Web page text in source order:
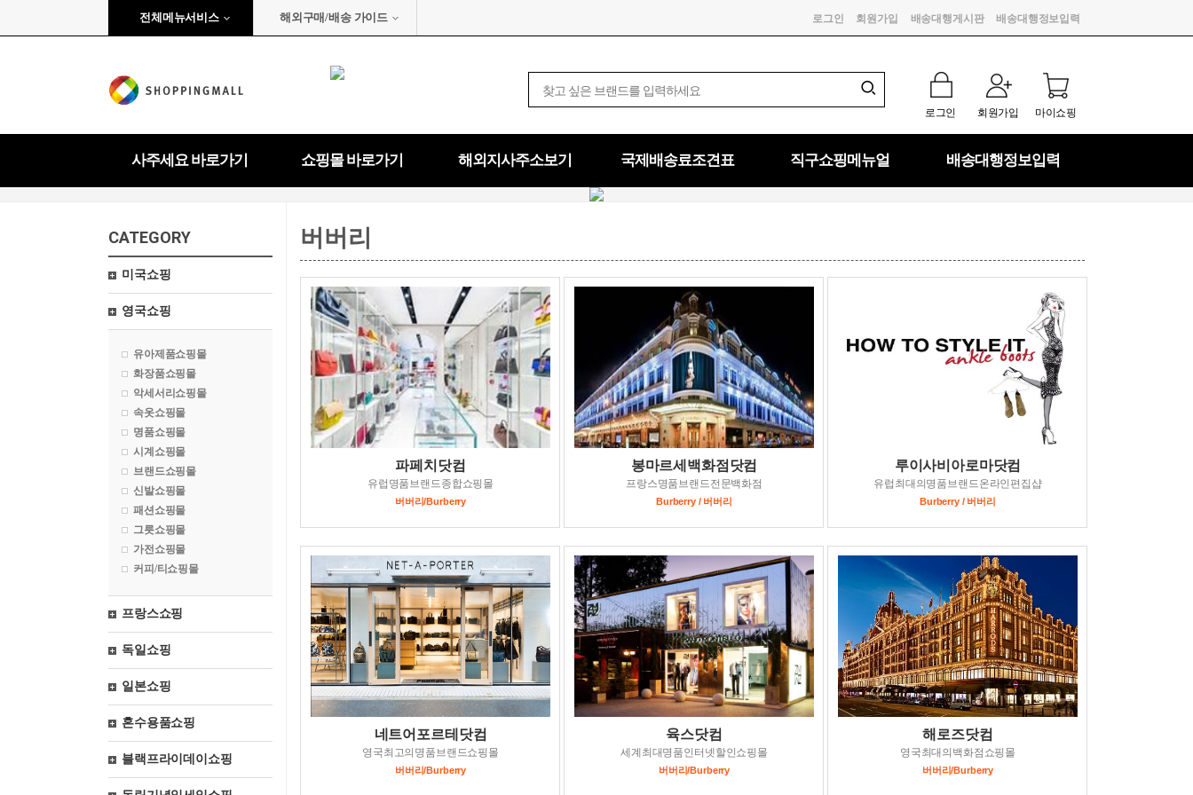
전체메뉴서비스 해외구매/배송 가이드 로그인 회원가입 배송대행게시판 배송대행정보입력
로그인 회원가입 마이쇼핑
사주세요 바로가기 쇼핑몰 바로가기 해외지사주소보기 국제배송료조견표 직구쇼핑메뉴얼 배송대행정보입력
CATEGORY
미국쇼핑
영국쇼핑
유아제품쇼핑몰
화장품쇼핑몰
악세서리쇼핑몰
속옷쇼핑몰
명품쇼핑몰
시계쇼핑몰
브랜드쇼핑몰
신발쇼핑몰
패션쇼핑몰
그릇쇼핑몰
가전쇼핑몰
커피/티쇼핑몰
프랑스쇼핑
독일쇼핑
일본쇼핑
혼수용품쇼핑
블랙프라이데이쇼핑
버버리
파페치닷컴
유럽명품브랜드종합쇼핑몰
버버리/Burberry
봉마르세백화점닷컴
프랑스명품브랜드전문백화점
Burberry / 버버리
루이사비아로마닷컴
유럽최대의명품브랜드온라인편집샵
Burberry / 버버리
네트어포르테닷컴
영국최고의명품브랜드쇼핑몰
버버리/Burberry
육스닷컴
세계최대명품인터넷할인쇼핑몰
버버리/Burberry
해로즈닷컴
영국최대의백화점쇼핑몰
버버리/Burberry